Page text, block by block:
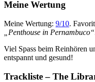
Meine Wertung
Meine Wertung: 9/10.
„Penthouse in Pernambuco“
Viel Spass beim Reinhören
entspannt und gesund!
Trackliste – The